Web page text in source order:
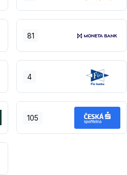
81
4
105